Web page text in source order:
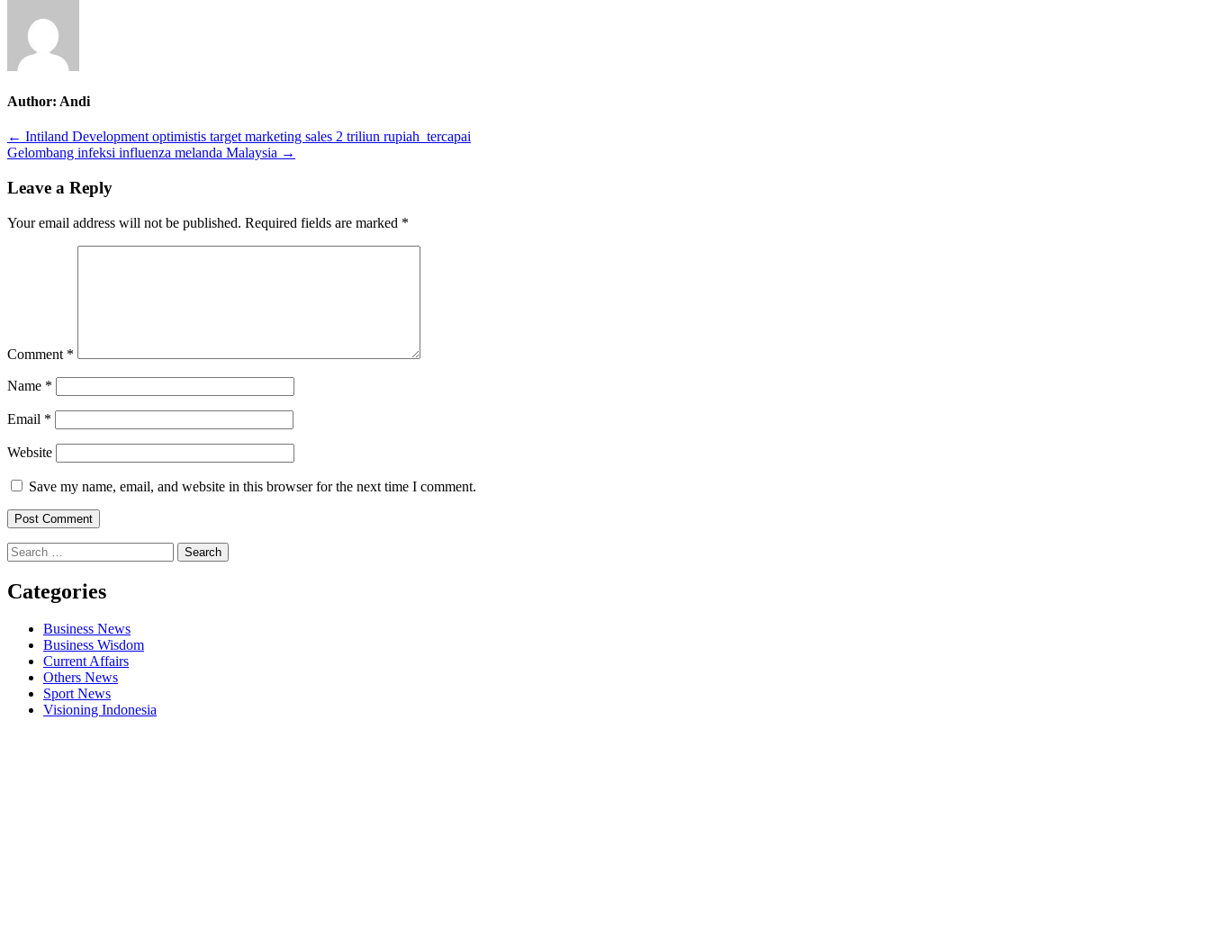
Author: Andi
Post
navigation
← Intiland Development optimistis target marketing sales 2 triliun rupiah tercapai
Gelombang infeksi influenza melanda Malaysia →
Leave a Reply
Your email address will not be published. Required fields are marked *
Comment *
Name *
Email *
Website
Save my name, email, and website in this browser for the next time I comment.
Search
for:
Categories
Business News
Business Wisdom
Current Affairs
Others News
Sport News
Visioning Indonesia